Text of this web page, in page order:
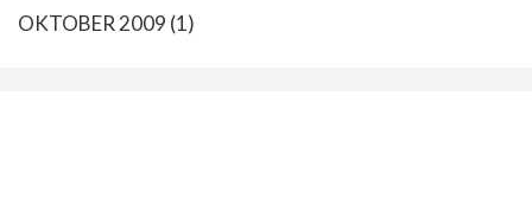
OKTOBER 2009 (1)